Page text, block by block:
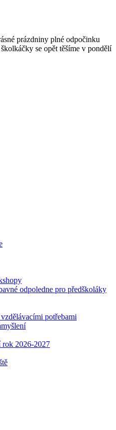
prázdniny plné odpočinku
se opět těšíme v pondělí
odpoledne pro předškoláky
potřebami
rok 2026-2027